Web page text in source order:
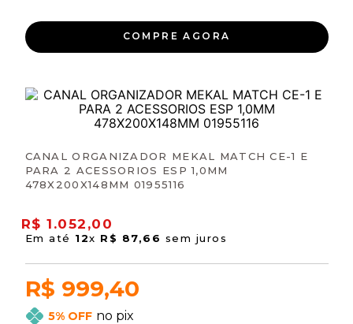
COMPRE AGORA
CANAL ORGANIZADOR MEKAL MATCH CE-1 E
PARA 2 ACESSORIOS ESP 1,0MM
478X200X148MM 01955116
R$ 1 .052 ,00
Em até 12x R$ 87,66 sem juros
R$ 999,40
5% OFF no pix